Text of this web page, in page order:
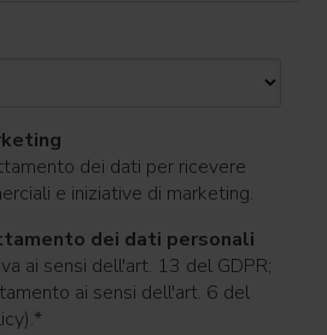
dei dati per ricevere
e iniziative di marketing.
dei dati personali
ai sensi dell'art. 13 del GDPR;
ai sensi dell'art. 6 del
*